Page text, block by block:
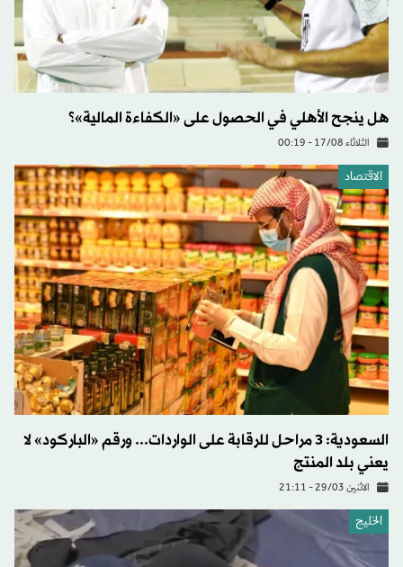
هل ينجح الأهلي في الحصول على «الكفاءة المالية»؟
الثلاثاء 17/08 - 00:19
الاقتصاد
السعودية: 3 مراحل للرقابة على الواردات... ورقم «الباركود» لا
يعني بلد المنتج
الاثنين 29/03 - 21:11
الخليج